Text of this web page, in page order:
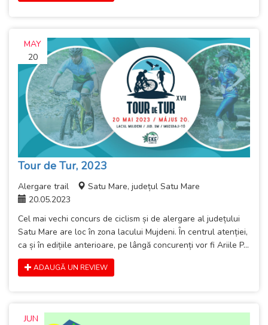
MAY
20
Tour de Tur, 2023
Alergare trail
Satu Mare, județul Satu Mare
20.05.2023
Cel mai vechi concurs de ciclism și de alergare al județului
Satu Mare are loc în zona lacului Mujdeni. În centrul atenției,
ca și în edițiile anterioare, pe lângă concurenți vor fi Ariile P...
ADAUGĂ UN REVIEW
JUN